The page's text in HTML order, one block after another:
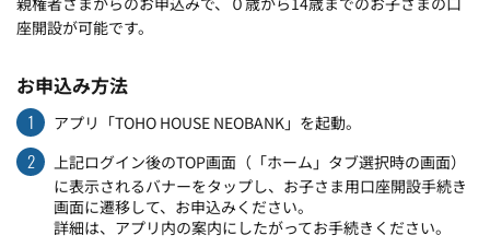
座開設が可能です。
お申込み方法
1 アプリ「TOHO HOUSE NEOBANK」を起動。
2
上記ログイン後のTOP画面（「ホーム」タブ選択時の画面）
に表示されるバナーをタップし、お子さま用口座開設手続き
画面に遷移して、お申込みください。
詳細は、アプリ内の案内にしたがってお手続きください。